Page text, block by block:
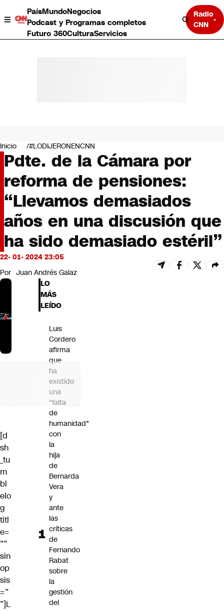
PaísMundoNegocios
Podcast y Programas completos
Futuro 360CulturaServicios
Radio
CNN
Negocios
Deportes
Programas completos
Cultura
Servicios
Bits
CNN Data
CNN tiempo
Futuro 360
Opinión
Inicio #LODIJERONENCNN
Pdte. de la Cámara por
reforma de pensiones:
“Llevamos demasiados
años en una discusión que
ha sido demasiado estéril”
22- 01- 2024 23:05
Por Juan Andrés Galaz
[d
sh
_tu
m
bl
elo
g
titl
e=
””
sin
op
sis
=”
”]L
LO
MÁS
LEÍDO
Luis
Cordero
afirma
que
ha
existido
una
"falta
de
humanidad"
con
la
hija
de
Bernarda
Vera
y
ante
las
críticas
de
Fernando
Rabat
sobre
la
gestión
del